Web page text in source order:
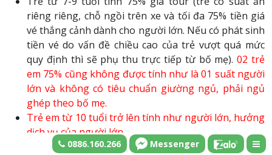
riêng riêng, chỗ ngồi trên xe và tối đa 75% tiền giá
vé thắng cảnh dành cho người lớn. Nếu có phát sinh
tiền vé do vấn đề chiều cao của trẻ vượt quá mức
quy định thì sẽ phụ thu trực tiếp từ bố mẹ). 02 trẻ
em 75% cũng không được tính như là 01 suất người
lớn và không có tiêu chuẩn giường ngủ, phải ngủ
ghép theo bố mẹ.
Trẻ em từ 10 tuổi trở lên tính như người lớn, hưởng
dịch vụ của người lớn.
0886.160.266 Messenger